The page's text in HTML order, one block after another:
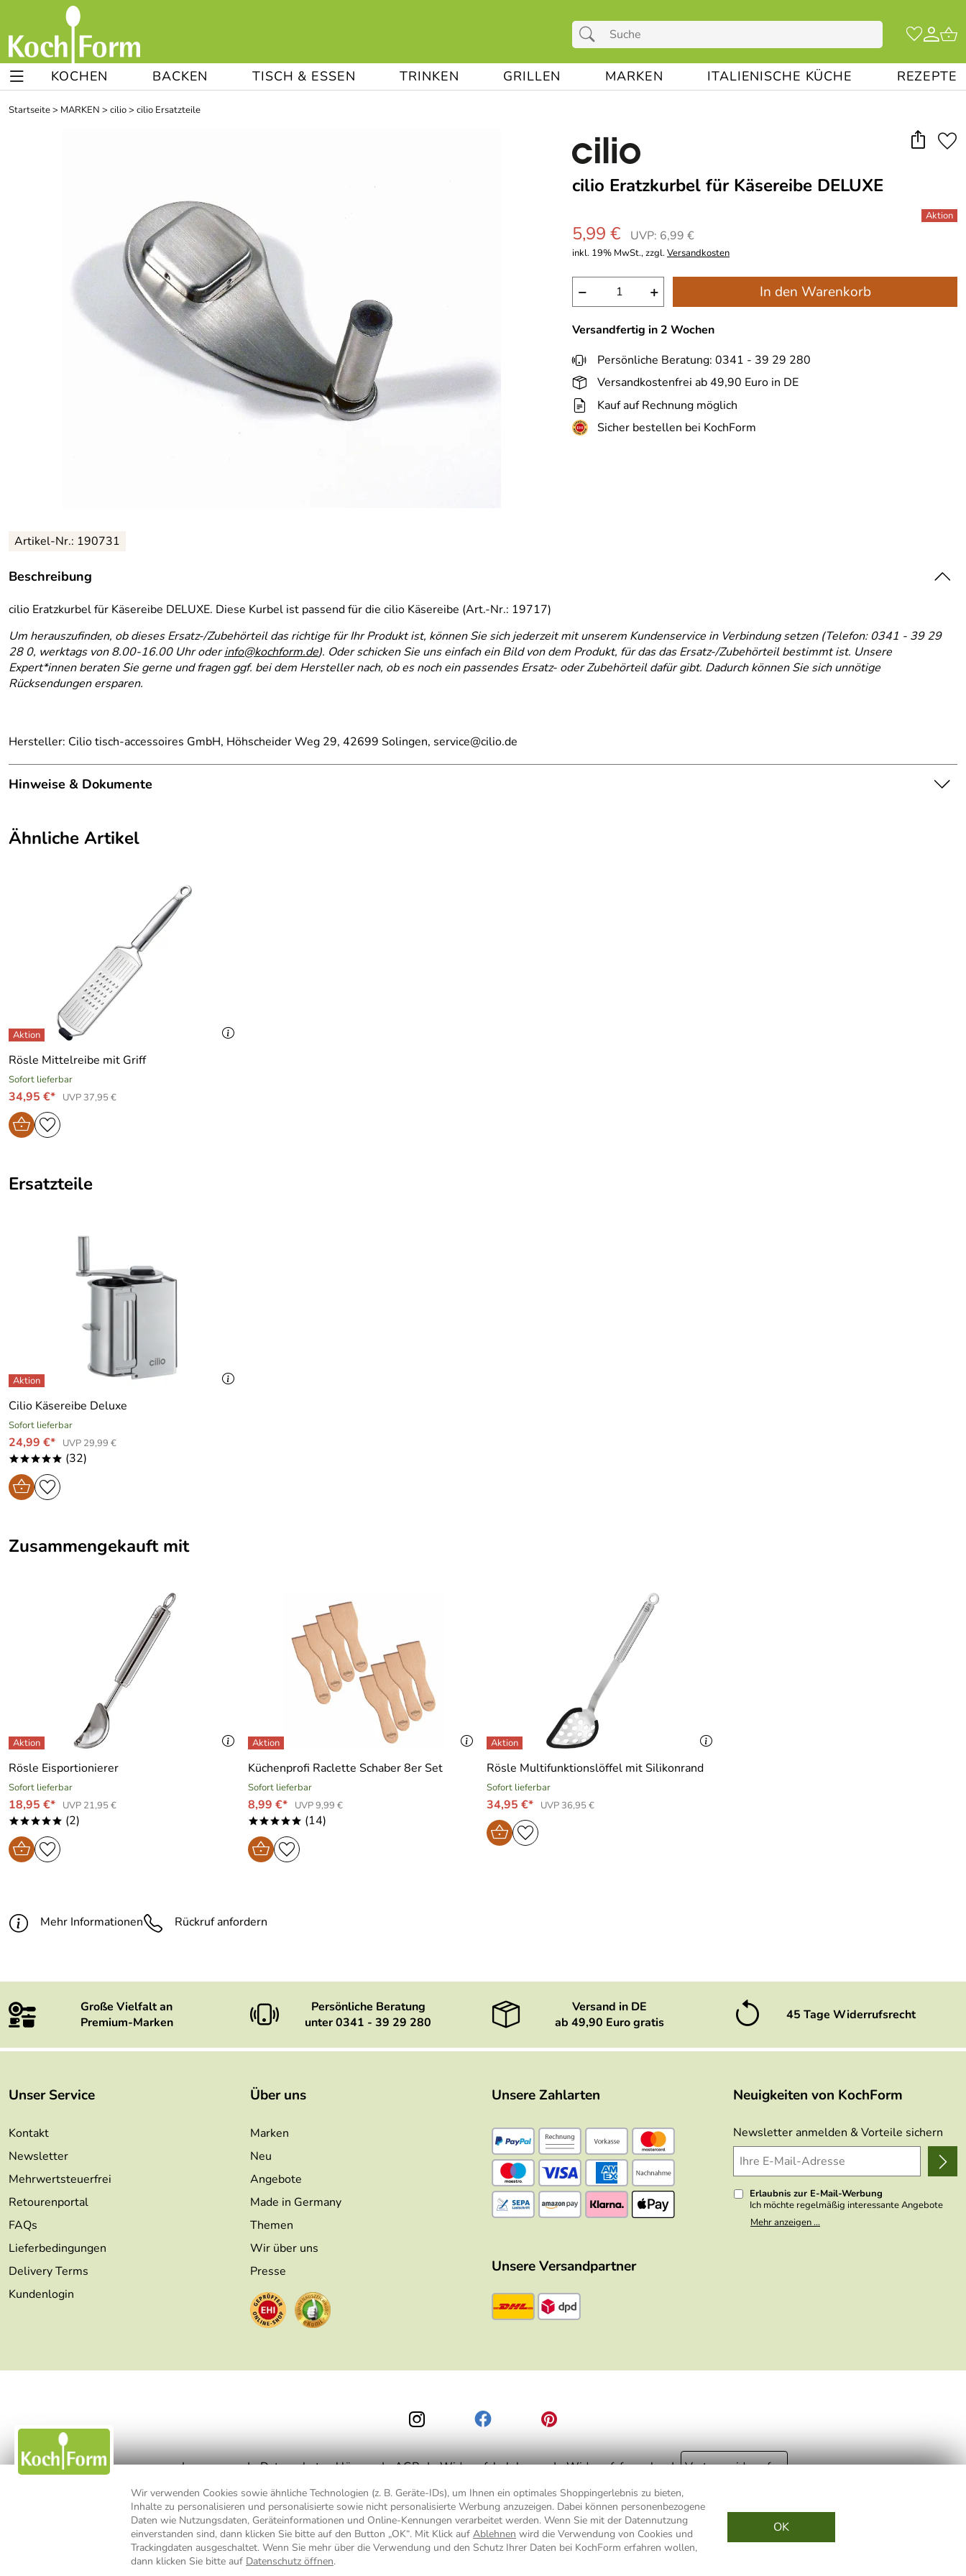
Wir verwenden Cookies sowie ähnliche Technologien (z. B. Geräte-IDs), um Ihnen ein optimales Shoppingerlebnis zu bieten,
Inhalte zu personalisieren und personalisierte sowie nicht personalisierte Werbung anzuzeigen. Dabei können personenbezogene
Daten wie Nutzungsdaten, Geräteinformationen und Online-Kennungen verarbeitet werden. Wenn Sie mit der Datennutzung
einverstanden sind, dann klicken Sie bitte auf den Button „OK“. Mit Klick auf Ablehnen wird die Verwendung von Cookies und
Trackingdaten ausgeschaltet. Wenn Sie mehr über die Verwendung und den Schutz Ihrer Daten bei KochForm erfahren wollen,
dann klicken Sie bitte auf Datenschutz öffnen.
OK
KOCHEN BACKEN TISCH & ESSEN TRINKEN GRILLEN MARKEN ITALIENISCHE KÜCHE REZEPTE
Startseite> MARKEN > cilio> cilio Ersatzteile
cilio Eratzkurbel für Käsereibe DELUXE
5,99 € UVP: 6,99 €
inkl. 19% MwSt., zzgl.Versandkosten
− + In den Warenkorb
Versandfertig in 2 Wochen
Persönliche Beratung: 0341 - 39 29 280
Versandkostenfrei ab 49,90 Euro in DE
Kauf auf Rechnung möglich
Sicher bestellen bei KochForm
Artikel-Nr.: 190731
Beschreibung
cilio Eratzkurbel für Käsereibe DELUXE. Diese Kurbel ist passend für die cilio Käsereibe (Art.-Nr.: 19717)
Um herauszufinden, ob dieses Ersatz-/Zubehörteil das richtige für Ihr Produkt ist, können Sie sich jederzeit mit unserem Kundenservice in Verbindung setzen (Telefon: 0341 - 39 29
28 0, werktags von 8.00-16.00 Uhr oderinfo@kochform.de). Oder schicken Sie uns einfach ein Bild von dem Produkt, für das das Ersatz-/Zubehörteil bestimmt ist. Unsere
Expert*innen beraten Sie gerne und fragen ggf. bei dem Hersteller nach, ob es noch ein passendes Ersatz- oder Zubehörteil dafür gibt. Dadurch können Sie sich unnötige
Rücksendungen ersparen.
Hersteller: Cilio tisch-accessoires GmbH, Höhscheider Weg 29, 42699 Solingen, service@cilio.de
Hinweise & Dokumente
Ähnliche Artikel
Rösle Mittelreibe mit Griff
Sofort lieferbar
34,95 €* UVP 37,95 €
Ersatzteile
Cilio Käsereibe Deluxe
Sofort lieferbar
24,99 €* UVP 29,99 €
***** (32)
Zusammengekauft mit
Rösle Eisportionierer
Sofort lieferbar
18,95 €* UVP 21,95 €
***** (2)
Küchenprofi Raclette Schaber 8er Set
Sofort lieferbar
8,99 €* UVP 9,99 €
***** (14)
Rösle Multifunktionslöffel mit Silikonrand
Sofort lieferbar
34,95 €* UVP 36,95 €
Mehr Informationen Rückruf anfordern
Große Vielfalt an
Premium-Marken
Persönliche Beratung
unter 0341 - 39 29 280
Versand in DE
ab 49,90 Euro gratis
45 Tage Widerrufsrecht
Unser Service
Kontakt
Newsletter
Mehrwertsteuerfrei
Retourenportal
FAQs
Lieferbedingungen
Delivery Terms
Kundenlogin
Über uns
Marken
Neu
Angebote
Made in Germany
Themen
Wir über uns
Presse
Unsere Zahlarten
Unsere Versandpartner
Neuigkeiten von KochForm
Newsletter anmelden & Vorteile sichern
Erlaubnis zur E-Mail-Werbung
Ich möchte regelmäßig interessante Angebote
per E-Mail erhalten. Meine E-Mail-Adresse wird
nicht an andere Unternehmen weitergegeben. Zu
Mehr anzeigen ...
Impressum Datenschutzerklärung AGB Widerrufsbelehrung Widerrufsformular Vertrag widerrufen
* Alle Preisangaben inkl. MwSt., bis 49,90 € Bestellwert zzgl.Versandkosten, ab 49,90 € Bestellwert inkl. Versandkosten